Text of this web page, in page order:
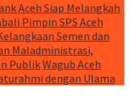
Aceh Siap Melangkah
Pimpin SPS Aceh
Semen dan
Maladministrasi,
PublikWagub Aceh
dengan Ulama